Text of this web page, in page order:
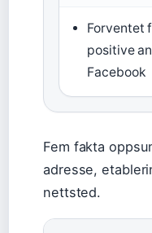
Forventet
positive
Facebook
Fem fakta
adresse,
nettsted.